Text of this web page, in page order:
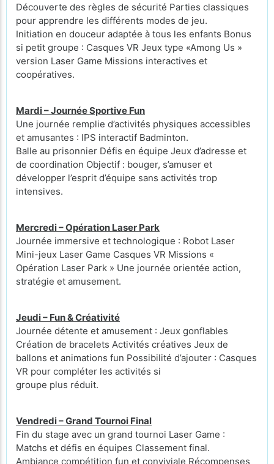
Découverte des règles de sécurité Parties classiques
pour apprendre les différents modes de jeu.
Initiation en douceur adaptée à tous les enfants Bonus
si petit groupe : Casques VR Jeux type «Among Us »
version Laser Game Missions interactives et
coopératives.
Mardi – Journée Sportive Fun
Une journée remplie d’activités physiques accessibles
et amusantes : IPS interactif Badminton.
Balle au prisonnier Défis en équipe Jeux d’adresse et
de coordination Objectif : bouger, s’amuser et
développer l’esprit d’équipe sans activités trop
intensives.
Mercredi – Opération Laser Park
Journée immersive et technologique : Robot Laser
Mini-jeux Laser Game Casques VR Missions «
Opération Laser Park » Une journée orientée action,
stratégie et amusement.
Jeudi – Fun & Créativité
Journée détente et amusement : Jeux gonflables
Création de bracelets Activités créatives Jeux de
ballons et animations fun Possibilité d’ajouter : Casques
VR pour compléter les activités si
groupe plus réduit.
Vendredi – Grand Tournoi Final
Fin du stage avec un grand tournoi Laser Game :
Matchs et défis en équipes Classement final.
Ambiance compétition fun et conviviale Récompenses